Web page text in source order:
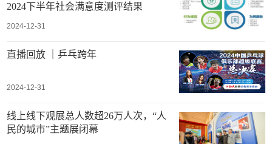
2024下半年社会满意度测评结果
2024-12-31
直播回放 ｜乒乓跨年
2024-12-31
线上线下观展总人数超26万人次，“人
民的城市”主题展闭幕